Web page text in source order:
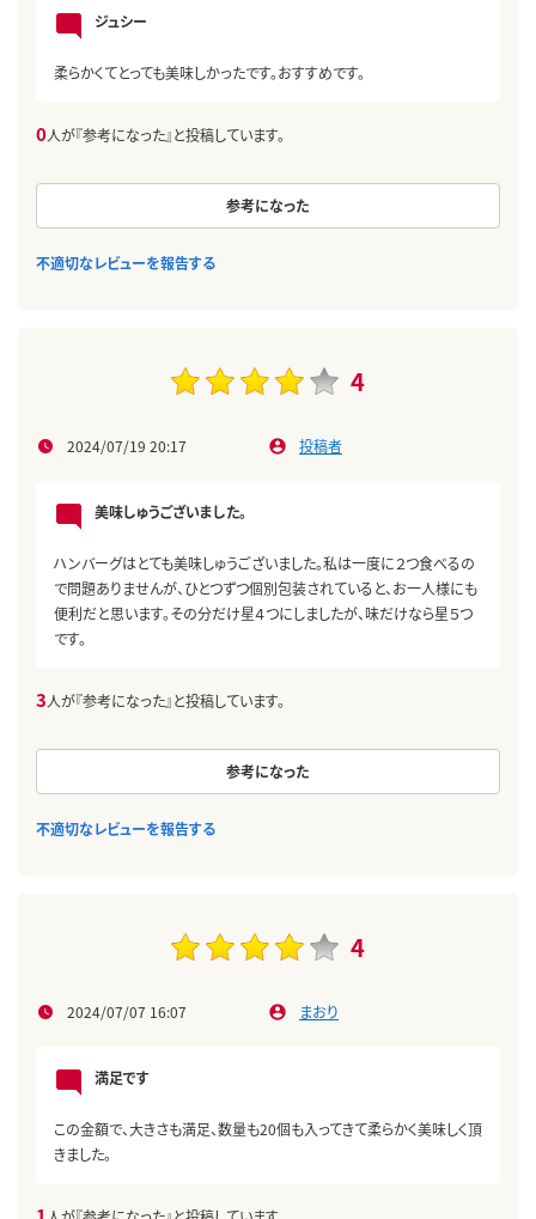
ジュシー
柔らかくてとっても美味しかったです。おすすめです。
0人が『参考になった』と投稿しています。
参考になった
不適切なレビューを報告する
4
2024/07/19 20:17 投稿者
美味しゅうございました。
ハンバーグはとても美味しゅうございました。私は一度に２つ食べるの
で問題ありませんが、ひとつずつ個別包装されていると、お一人様にも
便利だと思います。その分だけ星４つにしましたが、味だけなら星５つ
です。
3人が『参考になった』と投稿しています。
参考になった
不適切なレビューを報告する
4
2024/07/07 16:07 まおり
満足です
この金額で、大きさも満足、数量も20個も入ってきて柔らかく美味しく頂
きました。